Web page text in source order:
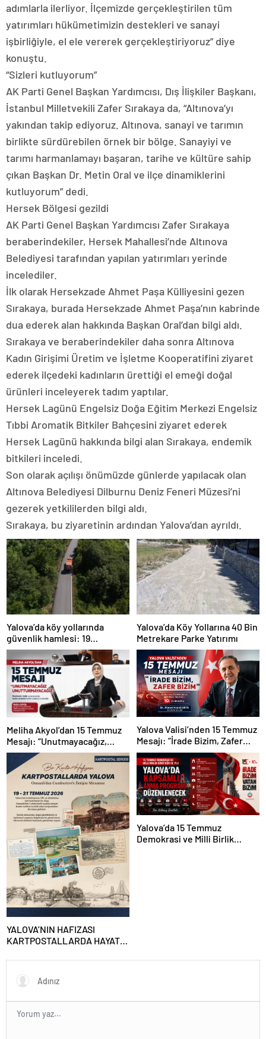
adımlarla ilerliyor. İlçemizde gerçekleştirilen tüm
yatırımları hükümetimizin destekleri ve sanayi
işbirliğiyle, el ele vererek gerçekleştiriyoruz” diye
konuştu.
“Sizleri kutluyorum”
AK Parti Genel Başkan Yardımcısı, Dış İlişkiler Başkanı,
İstanbul Milletvekili Zafer Sırakaya da, “Altınova’yı
yakından takip ediyoruz. Altınova, sanayi ve tarımın
birlikte sürdürebilen örnek bir bölge. Sanayiyi ve
tarımı harmanlamayı başaran, tarihe ve kültüre sahip
çıkan Başkan Dr. Metin Oral ve ilçe dinamiklerini
kutluyorum” dedi.
Hersek Bölgesi gezildi
AK Parti Genel Başkan Yardımcısı Zafer Sırakaya
beraberindekiler, Hersek Mahallesi’nde Altınova
Belediyesi tarafından yapılan yatırımları yerinde
incelediler.
İlk olarak Hersekzade Ahmet Paşa Külliyesini gezen
Sırakaya, burada Hersekzade Ahmet Paşa’nın kabrinde
dua ederek alan hakkında Başkan Oral’dan bilgi aldı.
Sırakaya ve beraberindekiler daha sonra Altınova
Kadın Girişimi Üretim ve İşletme Kooperatifini ziyaret
ederek ilçedeki kadınların ürettiği el emeği doğal
ürünleri inceleyerek tadım yaptılar.
Hersek Lagünü Engelsiz Doğa Eğitim Merkezi Engelsiz
Tıbbi Aromatik Bitkiler Bahçesini ziyaret ederek
Hersek Lagünü hakkında bilgi alan Sırakaya, endemik
bitkileri inceledi.
Son olarak açılışı önümüzde günlerde yapılacak olan
Altınova Belediyesi Dilburnu Deniz Feneri Müzesi’ni
gezerek yetkililerden bilgi aldı.
Sırakaya, bu ziyaretinin ardından Yalova’dan ayrıldı.
Yalova’da köy yollarında
güvenlik hamlesi: 19
kilometrelik çalışma hedefi
Yalova’da Köy Yollarına 40 Bin
Metrekare Parke Yatırımı
Meliha Akyol’dan 15 Temmuz
Mesajı: “Unutmayacağız,
Unutturmayacağız”
Yalova Valisi’nden 15 Temmuz
Mesajı: “İrade Bizim, Zafer
Bizim”
YALOVA’NIN HAFIZASI
KARTPOSTALLARDA HAYAT
Yalova’da 15 Temmuz
Demokrasi ve Milli Birlik